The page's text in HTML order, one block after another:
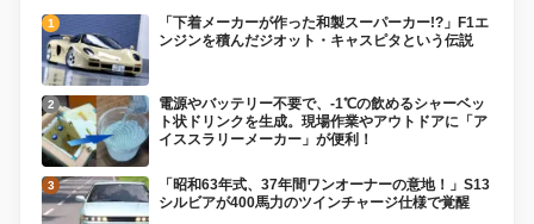
「下着メーカーが作った和製スーパーカー!?」F1エ
ンジンを積んだジオット・キャスピタという伝説
電源やバッテリー不要で、-1℃の飲めるシャーベッ
ト状ドリンクを生成。現場作業やアウトドアに「ア
イススラリーメーカー」が便利！
「昭和63年式、37年間ワンオーナーの意地！」S13
シルビアが400馬力のツインチャージ仕様で覚醒